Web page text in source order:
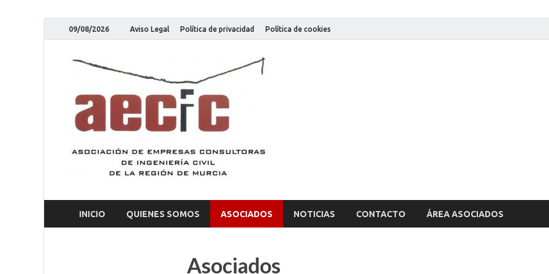
09/08/2026 Aviso Legal Política de privacidad Política de cookies
INICIO QUIENES SOMOS ASOCIADOS NOTICIAS CONTACTO ÁREA ASOCIADOS
Asociados